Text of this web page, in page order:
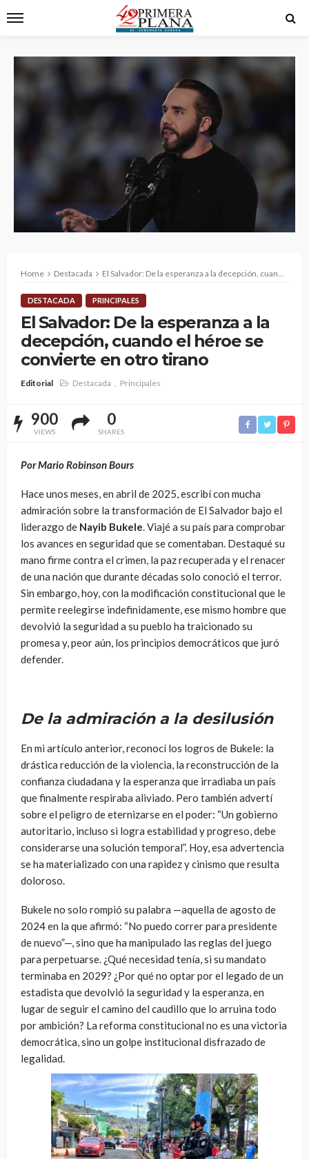
Home Destacada El Salvador: De la esperanza a la decepción, cuando el héroe se convierte en otro tirano
DESTACADA PRINCIPALES
El Salvador: De la esperanza a la
decepción, cuando el héroe se
convierte en otro tirano
Editorial Destacada Principales
900
VIEWS
0
SHARES
Por Mario Robinson Bours
Hace unos meses, en abril de 2025, escribí con mucha
admiración sobre la transformación de El Salvador bajo el
liderazgo de Nayib Bukele. Viajé a su país para comprobar
los avances en seguridad que se comentaban. Destaqué su
mano firme contra el crimen, la paz recuperada y el renacer
de una nación que durante décadas solo conoció el terror.
Sin embargo, hoy, con la modificación constitucional que le
permite reelegirse indefinidamente, ese mismo hombre que
devolvió la seguridad a su pueblo ha traicionado su
promesa y, peor aún, los principios democráticos que juró
defender.
De la admiración a la desilusión
En mi artículo anterior, reconocí los logros de Bukele: la
drástica reducción de la violencia, la reconstrucción de la
confianza ciudadana y la esperanza que irradiaba un país
que finalmente respiraba aliviado. Pero también advertí
sobre el peligro de eternizarse en el poder: “Un gobierno
autoritario, incluso si logra estabilidad y progreso, debe
considerarse una solución temporal”. Hoy, esa advertencia
se ha materializado con una rapidez y cinismo que resulta
doloroso.
Bukele no solo rompió su palabra —aquella de agosto de
2024 en la que afirmó: “No puedo correr para presidente
de nuevo”—, sino que ha manipulado las reglas del juego
para perpetuarse. ¿Qué necesidad tenía, si su mandato
terminaba en 2029? ¿Por qué no optar por el legado de un
estadista que devolvió la seguridad y la esperanza, en
lugar de seguir el camino del caudillo que lo arruina todo
por ambición? La reforma constitucional no es una victoria
democrática, sino un golpe institucional disfrazado de
legalidad.